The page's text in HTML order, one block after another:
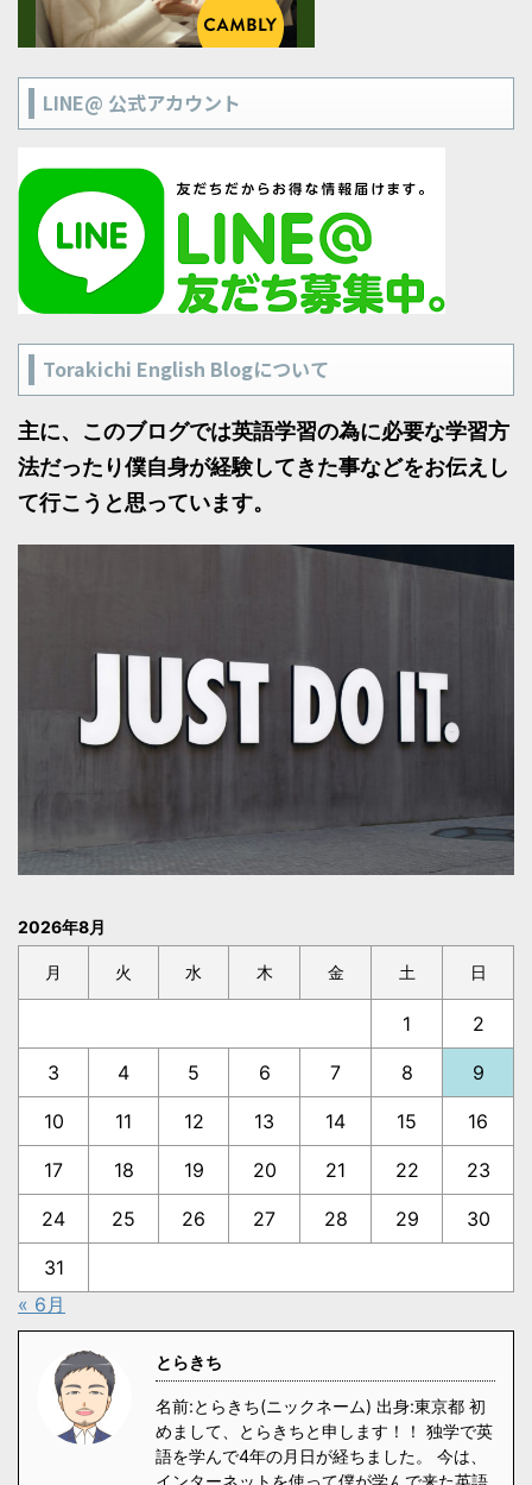
LINE@ 公式アカウント
Torakichi English Blogについて
主に、このブログでは英語学習の為に必要な学習方
法だったり僕自身が経験してきた事などをお伝えし
て行こうと思っています。
2026年8月
月 火 水 木 金 土 日
1 2
3 4 5 6 7 8 9
10 11 12 13 14 15 16
17 18 19 20 21 22 23
24 25 26 27 28 29 30
31
« 6月
とらきち
名前:とらきち(ニックネーム) 出身:東京都 初
めまして、とらきちと申します！！ 独学で英
語を学んで4年の月日が経ちました。 今は、